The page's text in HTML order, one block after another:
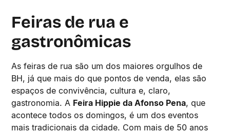
Feiras de rua e
gastronômicas
As feiras de rua são um dos maiores orgulhos de
BH, já que mais do que pontos de venda, elas são
espaços de convivência, cultura e, claro,
gastronomia. A Feira Hippie da Afonso Pena, que
acontece todos os domingos, é um dos eventos
mais tradicionais da cidade. Com mais de 50 anos